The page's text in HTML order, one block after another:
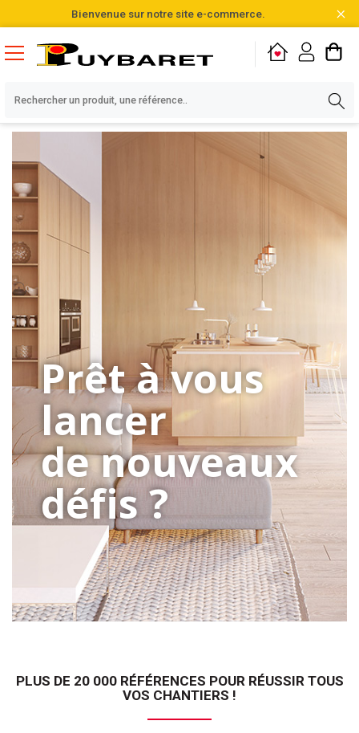
Bienvenue sur notre site e-commerce.
Prêtàvous
lancer
denouveaux
défis?
PLUS DE 20 000 RÉFÉRENCES POUR RÉUSSIR TOUS
VOS CHANTIERS !